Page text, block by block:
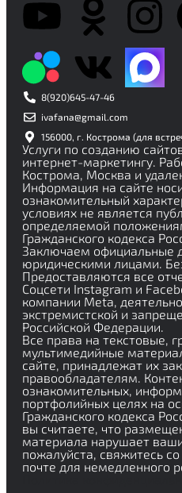
8(920)645-47-46
ivafana@gmail.com
156000, г. Кострома (для
Услуги по созданию
интернет-маркетингу.
Кострома, Москва и
Информация на сайте
ознакомительный
условиях не является
определяемой
Гражданского кодекса
Заключаем официальные
юридическими лицами.
Предоставляются все
Соцсети Instagram и
компании Meta,
экстремистской и
Российской Федерации.
Все права на текстовые,
мультимедийные
сайте, принадлежат их
правообладателям.
ознакомительных,
портфолийных целях на
Гражданского кодекса
вы считаете, что
материала нарушает
пожалуйста, свяжитесь
почте для немедленного
Политика